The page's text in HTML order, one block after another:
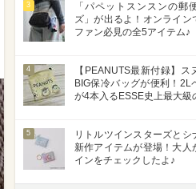
3
「パペットスンスンの郵
ズ」が出るよ！オンライン
ファン必見の全5アイテム♪
4
【PEANUTS最新付録】ス
BIG保冷バッグが便利！2L
が4本入るESSE史上最大級
5
リトルツインスターズとシ
新作アイテムが登場！大人
インをチェックしたよ♪